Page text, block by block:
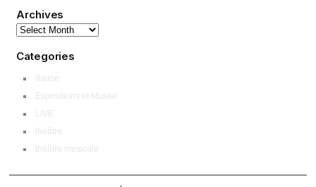
Archives
Categories
danse
Expositions et Musée
LIVE
théâtre
théâtre musicale